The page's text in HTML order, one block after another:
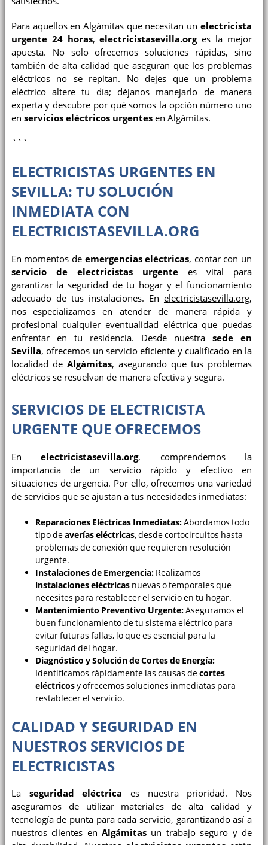
Para aquellos en Algámitas que necesitan un electricista
urgente 24 horas,electricistasevilla.orges la mejor
apuesta. No solo ofrecemos soluciones rápidas, sino
también de alta calidad que aseguran que los problemas
eléctricos no se repitan. No dejes que un problema
eléctrico altere tu día; déjanos manejarlo de manera
experta y descubre por qué somos la opción número uno
en servicios eléctricos urgentesen Algámitas.
```
ELECTRICISTAS URGENTES EN
SEVILLA: TU SOLUCIÓN
INMEDIATA CON
ELECTRICISTASEVILLA.ORG
En momentos de emergencias eléctricas, contar con un
servicio de electricistas urgentees vital para
garantizar la seguridad de tu hogar y el funcionamiento
adecuado de tus instalaciones. En electricistasevilla.org,
nos especializamos en atender de manera rápida y
profesional cualquier eventualidad eléctrica que puedas
enfrentar en tu residencia. Desde nuestra sede en
Sevilla, ofrecemos un servicio eficiente y cualificado en la
localidad de Algámitas, asegurando que tus problemas
eléctricos se resuelvan de manera efectiva y segura.
SERVICIOS DE ELECTRICISTA
URGENTE QUE OFRECEMOS
Enelectricistasevilla.org, comprendemos la
importancia de un servicio rápido y efectivo en
situaciones de urgencia. Por ello, ofrecemos una variedad
de servicios que se ajustan a tus necesidades inmediatas:
Reparaciones Eléctricas Inmediatas:Abordamos todo
tipo deaverías eléctricas, desde cortocircuitos hasta
problemas de conexión que requieren resolución
urgente.
Instalaciones de Emergencia:Realizamos
instalaciones eléctricasnuevas o temporales que
necesites para restablecer el servicio en tu hogar.
Mantenimiento Preventivo Urgente:Aseguramos el
buen funcionamiento de tu sistema eléctrico para
evitar futuras fallas, lo que es esencial para la
seguridad del hogar.
Diagnóstico y Solución de Cortes de Energía:
Identificamos rápidamente las causas decortes
eléctricosy ofrecemos soluciones inmediatas para
restablecer el servicio.
CALIDAD Y SEGURIDAD EN
NUESTROS SERVICIOS DE
ELECTRICISTAS
La seguridad eléctrica es nuestra prioridad. Nos
aseguramos de utilizar materiales de alta calidad y
tecnología de punta para cada servicio, garantizando así a
nuestros clientes en Algámitas un trabajo seguro y de